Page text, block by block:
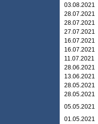
03.08.2021
28.07.2021
28.07.2021
27.07.2021
16.07.2021
16.07.2021
11.07.2021
28.06.2021
13.06.2021
28.05.2021
28.05.2021
05.05.2021
01.05.2021